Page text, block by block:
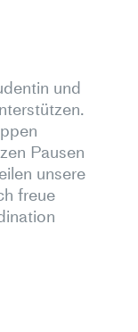
und
Pausen
unsere
freue